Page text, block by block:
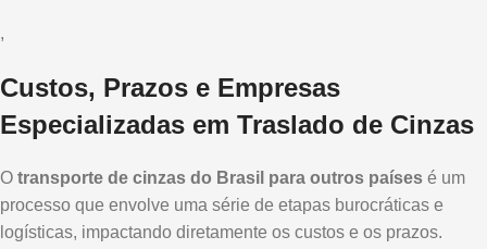
,
Custos, Prazos e Empresas
Especializadas em Traslado de Cinzas
O transporte de cinzas do Brasil para outros países é um
processo que envolve uma série de etapas burocráticas e
logísticas, impactando diretamente os custos e os prazos.